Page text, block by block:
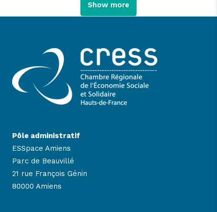
Show more
Pôle administratif
ESSpace Amiens
Parc de Beauvillé
21 rue François Génin
80000 Amiens